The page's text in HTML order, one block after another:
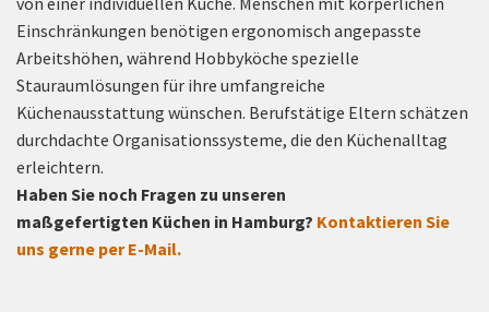
Einschränkungen benötigen ergonomisch angepasste
Arbeitshöhen, während Hobbyköche spezielle
Stauraumlösungen für ihre umfangreiche
Küchenausstattung wünschen. Berufstätige Eltern schätzen
durchdachte Organisationssysteme, die den Küchenalltag
erleichtern.
Haben Sie noch Fragen zu unseren
maßgefertigten Küchen in Hamburg? Kontaktieren Sie
uns gerne per E-Mail.